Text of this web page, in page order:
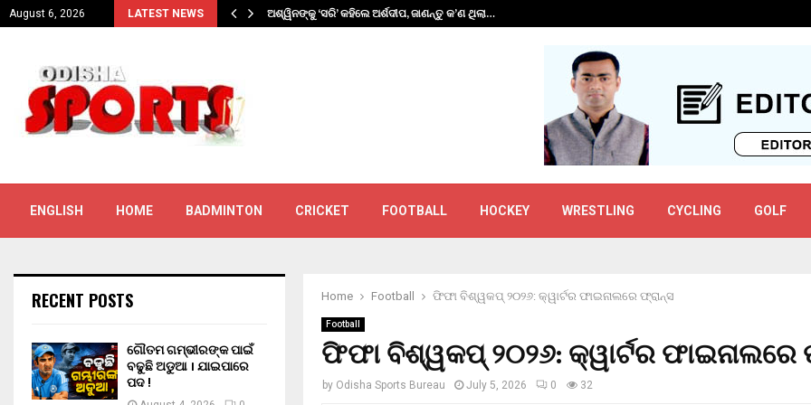
August 6, 2026 LATEST NEWS ଅଶ୍ୱିନଙ୍କୁ ‘ସରି’ କହିଲେ ଅର୍ଶଦୀପ, ଜାଣନ୍ତୁ କ’ଣ ଥିଲା…
ENGLISH HOME BADMINTON CRICKET FOOTBALL HOCKEY WRESTLING CYCLING GOLF
Home Football ଫିଫା ବିଶ୍ୱକପ୍ ୨୦୨୬: କ୍ୱାର୍ଟର ଫାଇନାଲରେ ଫ୍ରାନ୍ସ
Football
ଫିଫା ବିଶ୍ୱକପ୍ ୨୦୨୬: କ୍ୱାର୍ଟର ଫାଇନାଲରେ
by Odisha Sports Bureau July 5, 2026 0 32
RECENT POSTS
ଗୌତମ ଗମ୍ଭୀରଙ୍କ ପାଇଁ
ବଢୁଛି ଅଡୁଆ । ଯାଇପାରେ
ପଦ !